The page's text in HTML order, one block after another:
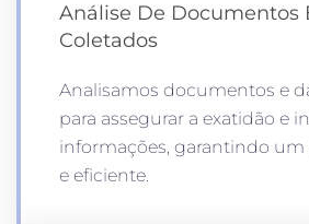
Análise De Documentos
Coletados
Analisamos documentos e
para assegurar a exatidão e
informações, garantindo um
e eficiente.